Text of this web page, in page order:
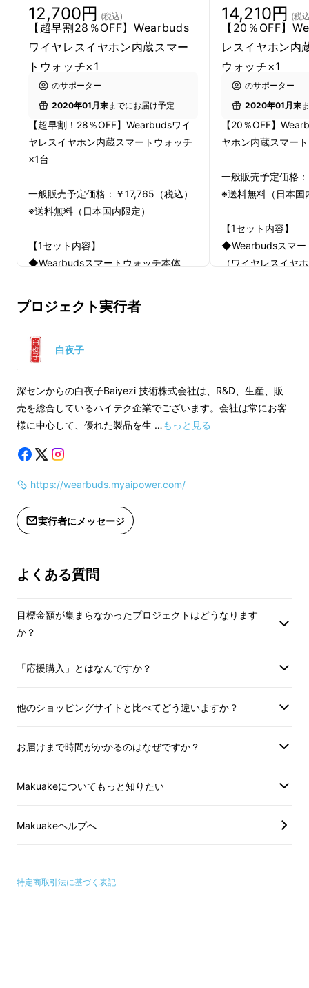
ホン、Wearbuds。デザインの斬新さだけでな
く、イヤホンも高性能です。1日中、ストレス
フリーで心地良いサウンドと過ごせます。
◼️スマートウォッチとイヤホンが一つに！身軽
に出掛けよう
Wearbudsはコンパクトで洗練された独自のデ
ザインで、より身軽に音楽と暮らす毎日を皆様
にお届けします。かさばる充電ケースを持ち歩
く必要は、もうありません。
◼️ 本格サウンドを実現する、ハイスペックイヤ
ホン
クアルコムオーディオ向けチップセットとグラ
フェンダイナミックドライバーの強力なタッグ
にBluetooth5.0をプラス。あなたがずっと探
◼️ 快適な付け心地にも、こだわりました
人体工学に基づいたデザインで、外耳道の壁で
イヤーチップは2サイズ付属。高いフィット感
12,700円 (税込)
【超早割28％OFF】Wearbuds
ワイヤレスイヤホン内蔵スマー
トウォッチ×1
のサポーター
2020年01月末までにお届け予定
【超早割！28％OFF】Wearbudsワイ
ヤレスイヤホン内蔵スマートウォッチ
×1台
一般販売予定価格：￥17,765（税込）
※送料無料（日本国内限定）
【1セット内容】
◆Wearbudsスマートウォッチ本体
充電ケーブル／イヤーチップ（２サイ
ズ）／取扱説明書
ニーホワイト／シャイニーブラック／
グロッシーホワイトよりお選びくださ
＜ご支援にあたっての注意＞
差が予想される製品でございます。そ
はお受けいたしかねます。
※開発中の製品につきましては、デザ
イン・仕様が一部変更になる可能性も
製造工程上の都合等により出荷時期が
※本プロジェクトを通して想定を上回
予定価格より下がる可能性もございま
上の注意点につきましてあらかじめご
ださいますよう、よろしくお願い申し
14,210円 (税
【20％OFF】
レスイヤホン内
ウォッチ×1
のサポーター
2020年01月末
【20％OFF】
ヤホン内蔵スマー
一般販売予定価格
※送料無料（日本国
【1セット内容】
◆Wearbudsスマー
（ワイヤレスイヤ
＜ご支援にあたっ
いる環境から量産
クラウドファンデ
理解とご了承いた
プロジェクト実行者
白夜子
深センからの白夜子Baiyezi 技術株式会社は、R&D、生産、販
売を総合しているハイテク企業でございます。会社は常にお客
様に中心して、優れた製品を生 …もっと見る
https://wearbuds.myaipower.com/
実行者にメッセージ
よくある質問
目標金額が集まらなかったプロジェクトはどうなります
か？
「応援購入」とはなんですか？
他のショッピングサイトと比べてどう違いますか？
お届けまで時間がかかるのはなぜですか？
Makuakeについてもっと知りたい
Makuakeヘルプへ
特定商取引法に基づく表記